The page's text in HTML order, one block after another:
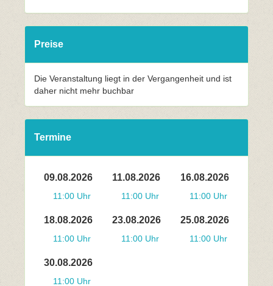
Preise
Die Veranstaltung liegt in der Vergangenheit und ist
daher nicht mehr buchbar
Termine
09.08.2026
11:00 Uhr
11.08.2026
11:00 Uhr
16.08.2026
11:00 Uhr
18.08.2026
11:00 Uhr
23.08.2026
11:00 Uhr
25.08.2026
11:00 Uhr
30.08.2026
11:00 Uhr